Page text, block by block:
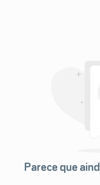
Parece que